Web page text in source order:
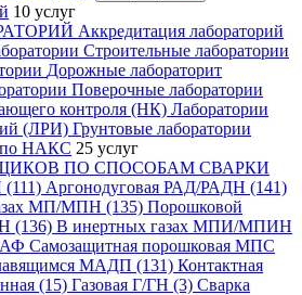
10 услуг
Аккредитация лабораторий
Строительные лаборатории
Дорожные лабораторит
Поверочные лаборатории
контроля (НК) Лаборатории
(ЛРИ) Грунтовые лаборатории
по НАКС 25 услуг
ПО СПОСОБАМ СВАРКИ
(111) Аргонодуговая РАД/РАДН (141)
МП/МПН (135) Порошковой
(136) В инертных газах МПИ/МПИН
Самозащитная порошковая МПС
МАДП (131) Контактная
(15) Газовая Г/ГН (3) Сварка